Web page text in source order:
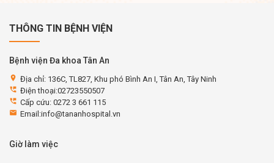
THÔNG TIN BỆNH VIỆN
Bệnh viện Đa khoa Tân An
location_on Địa chỉ: 136C, TL827, Khu phó Bình An I, Tân An, Tây Ninh
perm_phone_msg Điện thoại:02723550507
perm_phone_msg Cấp cứu: 0272 3 661 115
email Email:info@tananhospital.vn
Giờ làm việc